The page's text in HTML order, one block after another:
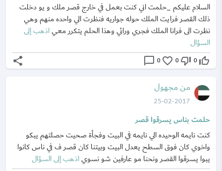
السلام عليكم _حلمت اني كنت بعمل في خارج قصر ملك و يو دخلت
ذلك القصر فرايت الملك حوله جواريه فنظرت الي واحده منهم وهي
نظرت الى فرانا الملك فجري ورائي وهذا الحلم يتكرر معياذهب إلى
السؤال
thumb_up_off_alt
0
thumb_down_off_alt
0
favorite_border
0
chat_bubble_outline
share
من مجهول
25-02-2017
حلمت بناس يسرقوا قصر
كنت نايمه الوحيده الي نايمه في البيت وفجأة صحيت حصلتهم يبكو
واخوي كان فوق السطح يعدل البيت وبيتنا كان قصر ف في ناس كانوا
يبوا يسرقوا القصر ونحنا مو عارفين شو نسوياذهب إلى السؤال